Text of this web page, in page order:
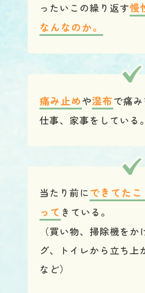
ったいこの繰り返す慢
なんなのか。
痛み止めや湿布で痛
仕事、家事をしている。
当たり前にできてた
って きている。
（買い物、掃除機を
グ、トイレから立ち上
など）